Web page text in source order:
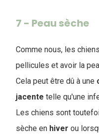
7 - Peau sèche
Comme nous, les
pellicules et avoir la
Cela peut être dû à une
jacente telle qu'une
Les chiens sont
sèche en hiver ou